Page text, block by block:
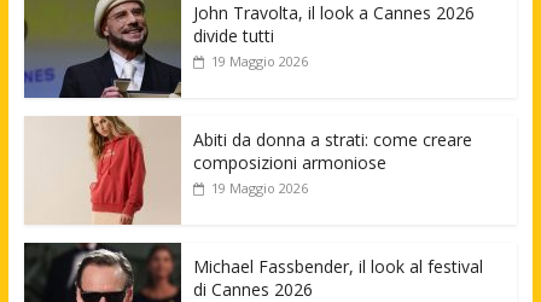
John Travolta, il look a Cannes 2026
divide tutti
19 Maggio 2026
Abiti da donna a strati: come creare
composizioni armoniose
19 Maggio 2026
Michael Fassbender, il look al festival
di Cannes 2026